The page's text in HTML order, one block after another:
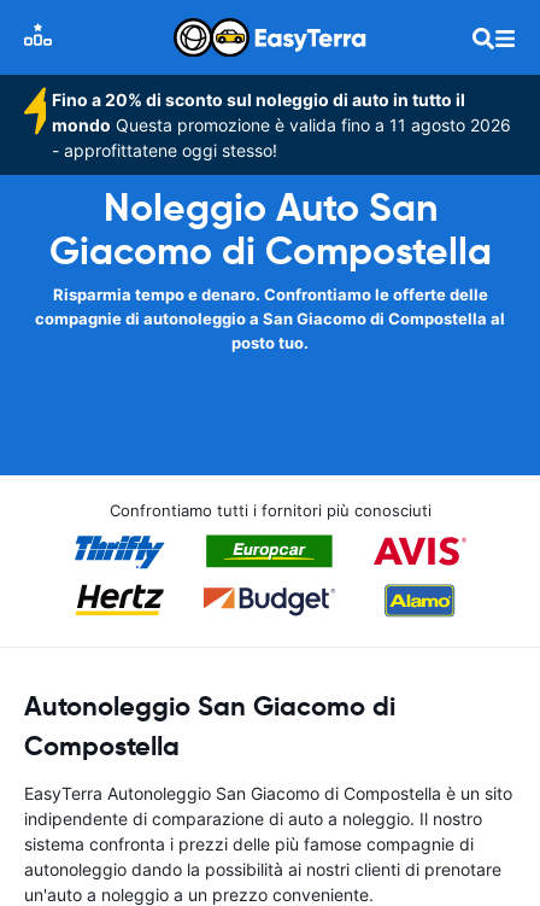
Fino a 20% di sconto sul noleggio di auto in tutto il
mondo Questa promozione è valida fino a 11 agosto 2026
- approfittatene oggi stesso!
Noleggio Auto San
Giacomo di Compostella
Risparmia tempo e denaro. Confrontiamo le offerte delle
compagnie di autonoleggio a San Giacomo di Compostella al
posto tuo.
Confrontiamo tutti i fornitori più conosciuti
Autonoleggio San Giacomo di
Compostella
EasyTerra Autonoleggio San Giacomo di Compostella è un sito
indipendente di comparazione di auto a noleggio. Il nostro
sistema confronta i prezzi delle più famose compagnie di
autonoleggio dando la possibilità ai nostri clienti di prenotare
un'auto a noleggio a un prezzo conveniente.